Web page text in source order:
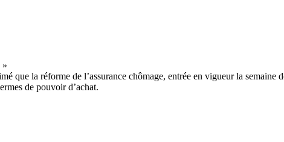
que la réforme de l’assurance chômage, entrée en vigueur la semaine
de pouvoir d’achat.